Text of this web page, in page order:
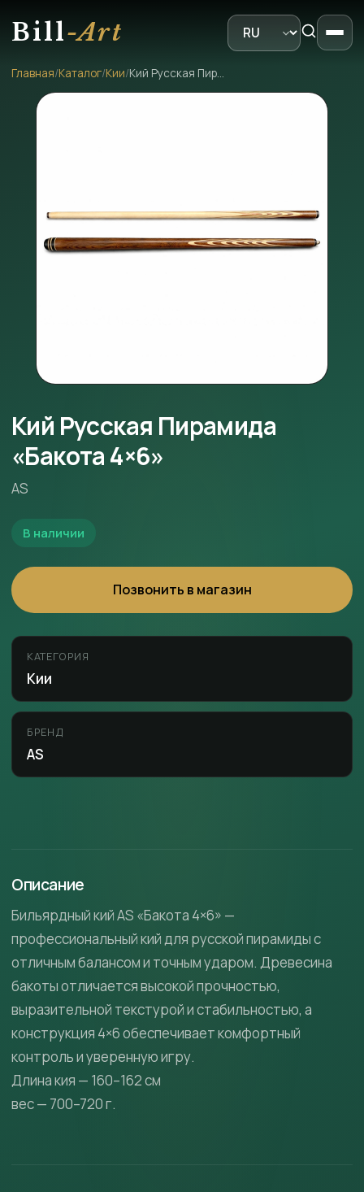
Bill-Art
Главная/Каталог/Кии/ Кий Русская Пирамида «Бакота 4×6»
Кий Русская Пирамида
«Бакота 4×6»
AS
В наличии
Позвонить в магазин
КАТЕГОРИЯ
Кии
БРЕНД
AS
Описание
Бильярдный кий AS «Бакота 4×6» —
профессиональный кий для русской пирамиды с
отличным балансом и точным ударом. Древесина
бакоты отличается высокой прочностью,
выразительной текстурой и стабильностью, а
конструкция 4×6 обеспечивает комфортный
контроль и уверенную игру.
Длина кия — 160–162 см
вес — 700–720 г.